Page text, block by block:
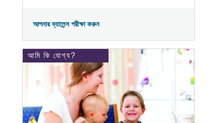
আপনার ব্যালেন্স পরীক্ষা করুন
আমি কি যোগ্য?